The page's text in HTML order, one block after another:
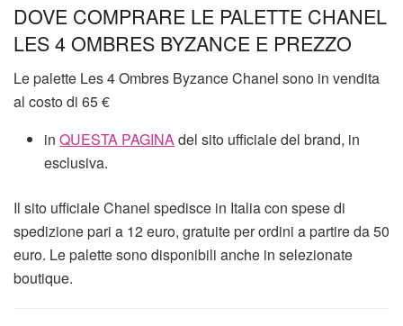
DOVE COMPRARE LE PALETTE CHANEL
LES 4 OMBRES BYZANCE E PREZZO
Le palette Les 4 Ombres Byzance Chanel sono in vendita
al costo di 65 €
inQUESTA PAGINAdel sito ufficiale del brand, in
esclusiva.
Il sito ufficiale Chanel spedisce in Italia con spese di
spedizione pari a 12 euro, gratuite per ordini a partire da 50
euro. Le palette sono disponibili anche in selezionate
boutique.